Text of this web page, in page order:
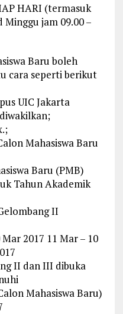
HARI (termasuk
jam 09.00 –
Baru boleh
cara seperti berikut
UIC Jakarta
Mahasiswa Baru
Baru (PMB)
Tahun Akademik
II
2017 11 Mar – 10
II dan III dibuka
Mahasiswa Baru)